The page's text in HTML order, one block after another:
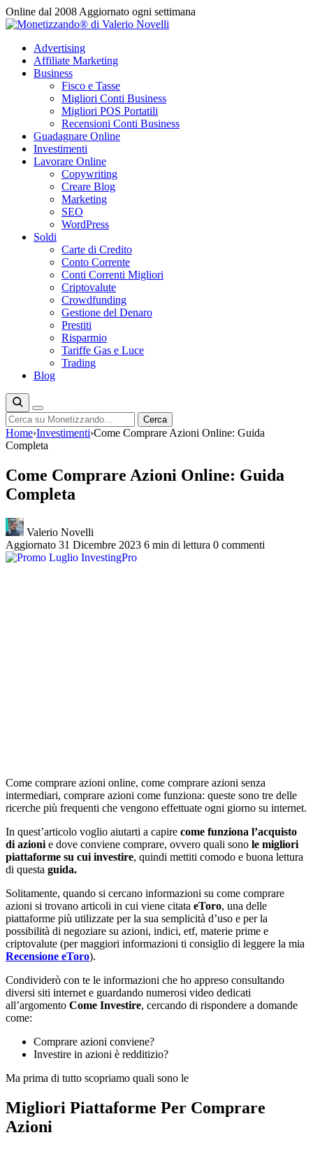
Vai
al
Online dal 2008 Aggiornato ogni settimana
Advertising
Affiliate Marketing
Business
Fisco e Tasse
Migliori Conti Business
Migliori POS Portatili
Recensioni Conti Business
Guadagnare Online
Investimenti
Lavorare Online
Copywriting
Creare Blog
Marketing
SEO
WordPress
Soldi
Carte di Credito
Conto Corrente
Conti Correnti Migliori
Criptovalute
Crowdfunding
Gestione del Denaro
Prestiti
Risparmio
Tariffe Gas e Luce
Trading
Blog
Cerca Cerca
Home›Investimenti›Come Comprare Azioni Online: Guida
Completa
Come Comprare Azioni Online: Guida
Completa
Valerio Novelli
Aggiornato 31 Dicembre 2023 6 min di lettura 0 commenti
Come comprare azioni online, come comprare azioni senza
intermediari, comprare azioni come funziona: queste sono tre delle
ricerche più frequenti che vengono effettuate ogni giorno su internet.
In quest’articolo voglio aiutarti a capire come funziona l’acquisto
di azioni e dove conviene comprare, ovvero quali sono le migliori
piattaforme su cui investire, quindi mettiti comodo e buona lettura
di questa guida.
Solitamente, quando si cercano informazioni su come comprare
azioni si trovano articoli in cui viene citata eToro, una delle
piattaforme più utilizzate per la sua semplicità d’uso e per la
possibilità di negoziare su azioni, indici, etf, materie prime e
criptovalute (per maggiori informazioni ti consiglio di leggere la mia
Recensione eToro).
Condividerò con te le informazioni che ho appreso consultando
diversi siti internet e guardando numerosi video dedicati
all’argomento Come Investire, cercando di rispondere a domande
come:
Comprare azioni conviene?
Investire in azioni è redditizio?
Ma prima di tutto scopriamo quali sono le
Migliori Piattaforme Per Comprare
Azioni